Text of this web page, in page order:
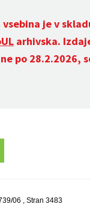
je v
arhivska.
po 28.2.2026,
06 , Stran 3483